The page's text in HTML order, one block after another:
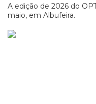
A edição de 2026 do
maio, em Albufeira.